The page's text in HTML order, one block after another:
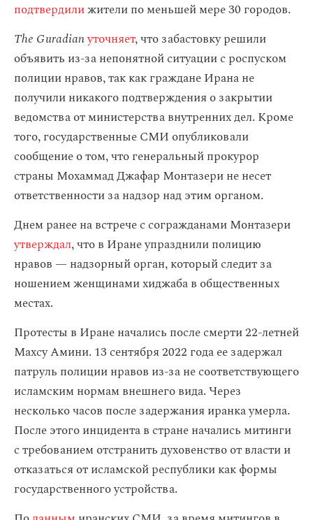
подтвердилижители по меньшей мере 30 городов.
The Guradianуточняет, что забастовку решили
объявить из-за непонятной ситуации с роспуском
полиции нравов, так как граждане Ирана не
получили никакого подтверждения о закрытии
ведомства от министерства внутренних дел. Кроме
того, государственные СМИ опубликовали
сообщение о том, что генеральный прокурор
страны Мохаммад Джафар Монтазери не несет
ответственности за надзор над этим органом.
Днем ранее на встрече с согражданами Монтазери
утверждал, что в Иране упразднили полицию
нравов — надзорный орган, который следит за
ношением женщинами хиджаба в общественных
местах.
Протесты в Иране начались после смерти 22-летней
Махсу Амини. 13 сентября 2022 года ее задержал
патруль полиции нравов из-за не соответствующего
исламским нормам внешнего вида. Через
несколько часов после задержания иранка умерла.
После этого инцидента в стране начались митинги
с требованием отстранить духовенство от власти и
отказаться от исламской республики как формы
государственного устройства.